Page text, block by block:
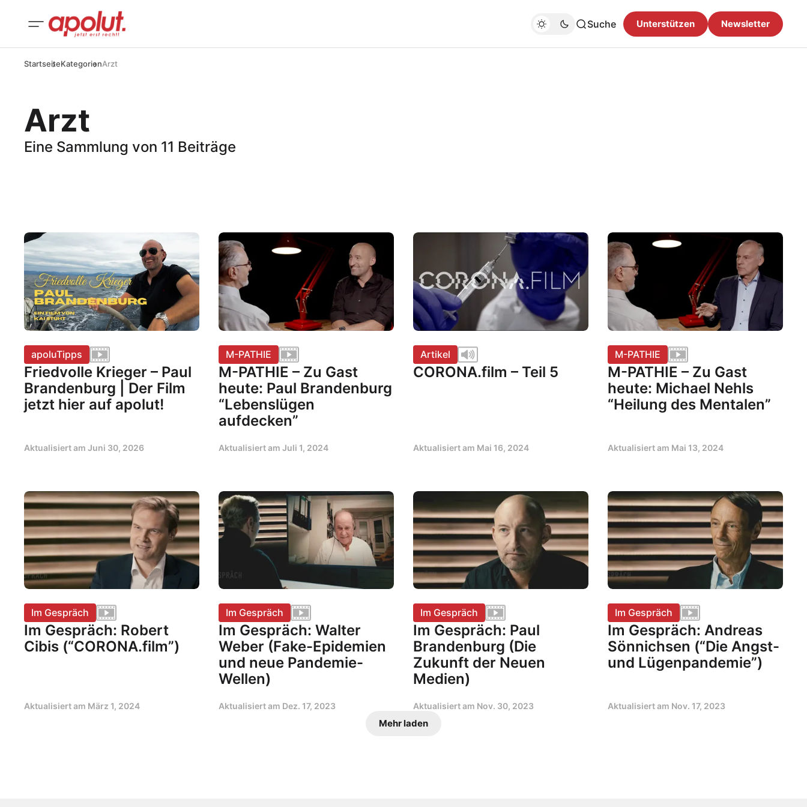
Suche Unterstützen Newsletter
StartseiteKategorienArzt
Arzt
Eine Sammlung von 11 Beiträge
apoluTipps
Friedvolle Krieger – Paul
Brandenburg | Der Film
jetzt hier auf apolut!
Aktualisiert am Juni 30, 2026
M-PATHIE
M-PATHIE – Zu Gast
heute: Paul Brandenburg
“Lebenslügen
aufdecken”
Aktualisiert am Juli 1, 2024
Artikel
CORONA.film – Teil 5
Aktualisiert am Mai 16, 2024
M-PATHIE
M-PATHIE – Zu Gast
heute: Michael Nehls
“Heilung des Mentalen”
Aktualisiert am Mai 13, 2024
Im Gespräch
Im Gespräch: Robert
Cibis (“CORONA.film”)
Aktualisiert am März 1, 2024
Im Gespräch
Im Gespräch: Walter
Weber (Fake-Epidemien
und neue Pandemie-
Wellen)
Aktualisiert am Dez. 17, 2023
Im Gespräch
Im Gespräch: Paul
Brandenburg (Die
Zukunft der Neuen
Medien)
Aktualisiert am Nov. 30, 2023
Im Gespräch
Im Gespräch: Andreas
Sönnichsen (“Die Angst-
und Lügenpandemie”)
Aktualisiert am Nov. 17, 2023
Mehr laden